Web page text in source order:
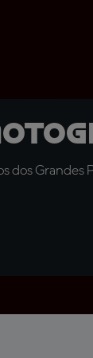
dos Grandes